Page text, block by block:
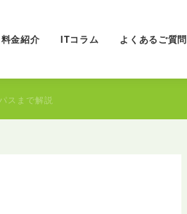
金紹介 ITコラム よくあるご質問
スまで解説